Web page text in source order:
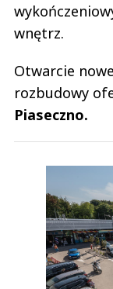
wnętrz.
Otwarcie
rozbudowy
Piaseczno.